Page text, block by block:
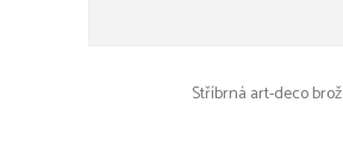
Stříbrná art-deco brož